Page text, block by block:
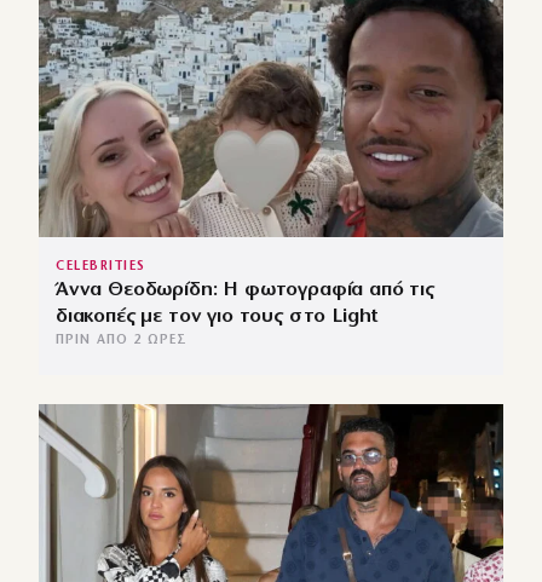
CELEBRITIES
Άννα Θεοδωρίδη: Η φωτογραφία από τις
διακοπές με τον γιο τους στο Light
ΠΡΙΝ ΑΠΌ 2 ΏΡΕΣ